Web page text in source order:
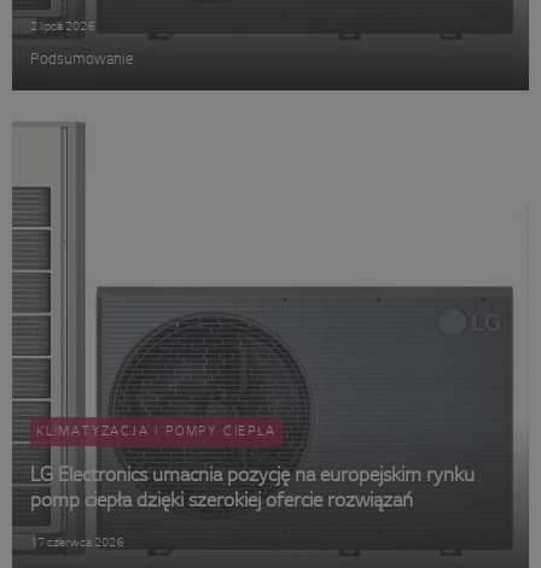
2 lipca 2026
Podsumowanie
KLIMATYZACJA I POMPY CIEPŁA
LG Electronics umacnia pozycję na europejskim rynku
pomp ciepła dzięki szerokiej ofercie rozwiązań
17 czerwca 2026